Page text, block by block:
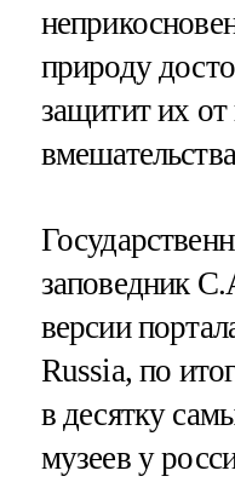
природу
защитит их от
заповедник
версии
Russia, по
в десятку
музеев у